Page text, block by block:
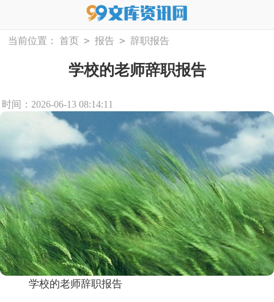
当前位置： 首页 > 报告 > 辞职报告
学校的老师辞职报告
时间：2026-06-13 08:14:11
学校的老师辞职报告